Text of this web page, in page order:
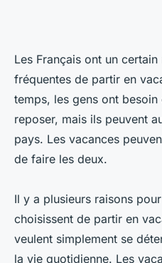
Les Français ont un
fréquentes de partir en
temps, les gens ont
reposer, mais ils peuvent
pays. Les vacances
de faire les deux.
Il y a plusieurs raisons
choisissent de partir en
veulent simplement se
la vie quotidienne. Les